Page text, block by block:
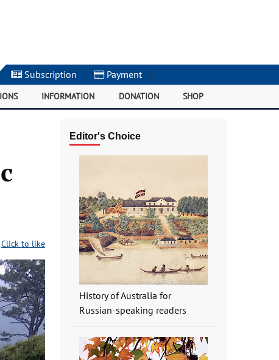
Subscription | Payment |
INFORMATION DONATION SHOP
Click to like
Editor's Choice
History of Australia for
Russian-speaking readers